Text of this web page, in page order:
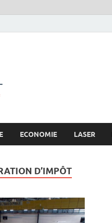
ECONOMIE LASER
D’IMPÔT